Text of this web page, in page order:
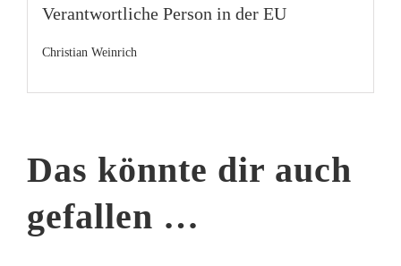
Verantwortliche Person in der EU
Christian Weinrich
Das könnte dir auch
gefallen …